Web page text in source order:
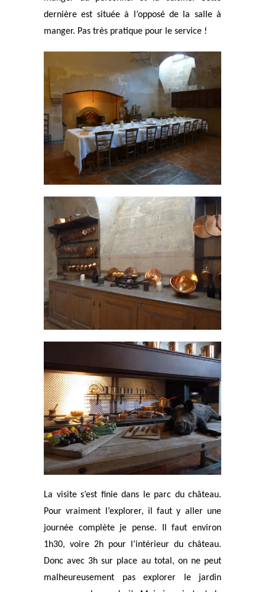
dernière est située à l’opposé de la salle à
manger. Pas très pratique pour le service !
La visite s’est finie dans le parc du château.
Pour vraiment l’explorer, il faut y aller une
journée complète je pense. Il faut environ
1h30, voire 2h pour l’intérieur du château.
Donc avec 3h sur place au total, on ne peut
malheureusement pas explorer le jardin